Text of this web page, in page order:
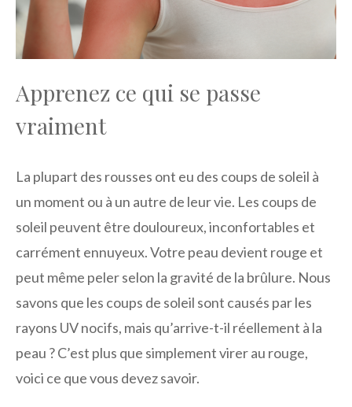
Apprenez ce qui se passe
vraiment
La plupart des rousses ont eu des coups de soleil à
un moment ou à un autre de leur vie. Les coups de
soleil peuvent être douloureux, inconfortables et
carrément ennuyeux. Votre peau devient rouge et
peut même peler selon la gravité de la brûlure. Nous
savons que les coups de soleil sont causés par les
rayons UV nocifs, mais qu’arrive-t-il réellement à la
peau ? C’est plus que simplement virer au rouge,
voici ce que vous devez savoir.